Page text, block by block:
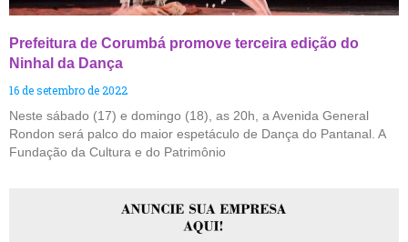
Prefeitura de Corumbá promove terceira edição do
Ninhal da Dança
16 de setembro de 2022
Neste sábado (17) e domingo (18), as 20h, a Avenida General
Rondon será palco do maior espetáculo de Dança do Pantanal. A
Fundação da Cultura e do Patrimônio